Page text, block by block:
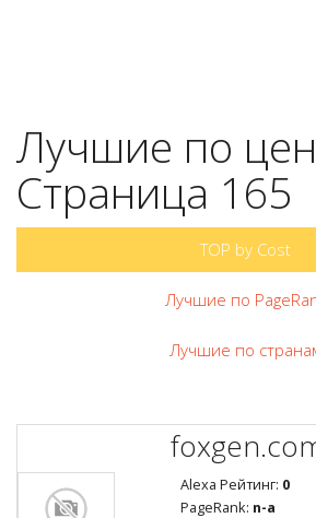
Лучшие по
Страница 165
TOP by Cost
Лучшие по
Лучшие по
Alexa Рейтинг: 0
PageRank: n-a